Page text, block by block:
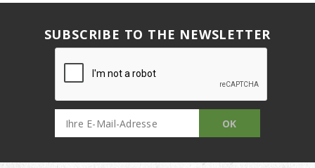
SUBSCRIBE TO THE NEWSLETTER